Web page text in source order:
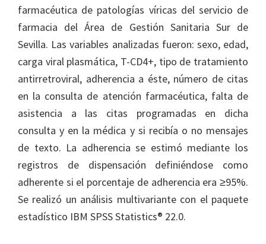
farmacéutica de patologías víricas del servicio de
farmacia del Área de Gestión Sanitaria Sur de
Sevilla. Las variables analizadas fueron: sexo, edad,
carga viral plasmática, T-CD4+, tipo de tratamiento
antirretroviral, adherencia a éste, número de citas
en la consulta de atención farmacéutica, falta de
asistencia a las citas programadas en dicha
consulta y en la médica y si recibía o no mensajes
de texto. La adherencia se estimó mediante los
registros de dispensación definiéndose como
adherente si el porcentaje de adherencia era ≥95%.
Se realizó un análisis multivariante con el paquete
estadístico IBM SPSS Statistics® 22.0.